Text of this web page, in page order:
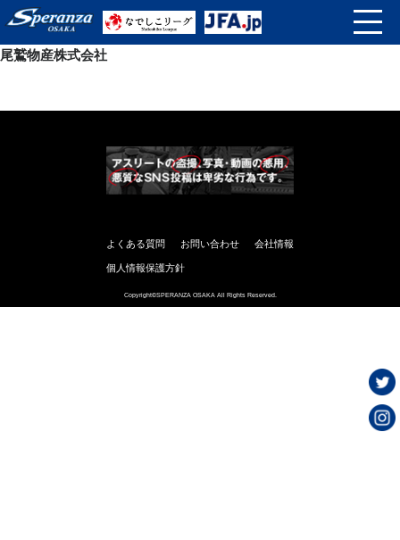
尾鷲物産株式会社
よくある質問 お問い合わせ 会社情報
個人情報保護方針
Copyright©SPERANZA OSAKA All Rights Reserved.